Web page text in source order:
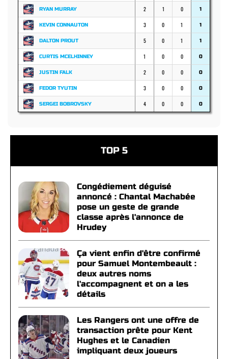
RYAN MURRAY 2 1 0 1
KEVIN CONNAUTON 3 0 1 1
DALTON PROUT 5 0 1 1
CURTIS MCELHINNEY 1 0 0 0
JUSTIN FALK 2 0 0 0
FEDOR TYUTIN 3 0 0 0
SERGEI BOBROVSKY 4 0 0 0
TOP 5
Congédiement déguisé
annoncé : Chantal Machabée
pose un geste de grande
classe après l'annonce de
Hrudey
Ça vient enfin d'être confirmé
pour Samuel Montembeault :
deux autres noms
l'accompagnent et on a les
détails
Les Rangers ont une offre de
transaction prête pour Kent
Hughes et le Canadien
impliquant deux joueurs